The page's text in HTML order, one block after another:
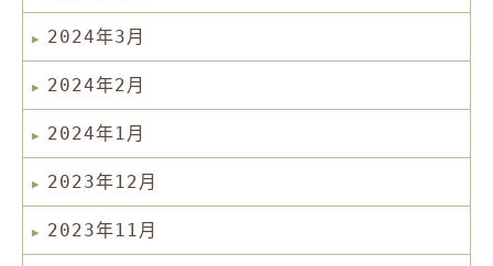
2024年3月
2024年2月
2024年1月
2023年12月
2023年11月